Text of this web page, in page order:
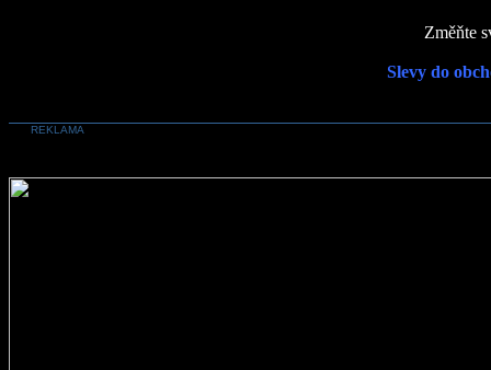
Změňte
Slevy do
REKLAMA